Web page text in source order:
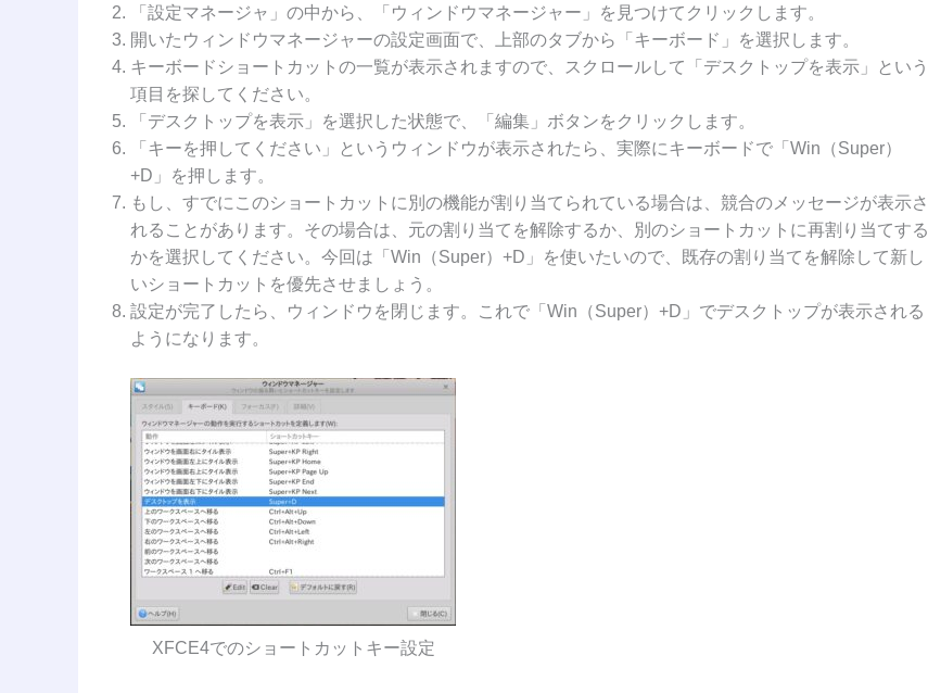
「設定マネージャ」の中から、「ウィンドウマネージャー」を見つけてクリックします。
開いたウィンドウマネージャーの設定画面で、上部のタブから「キーボード」を選択します。
キーボードショートカットの一覧が表示されますので、スクロールして「デスクトップを表示」という
項目を探してください。
「デスクトップを表示」を選択した状態で、「編集」ボタンをクリックします。
「キーを押してください」というウィンドウが表示されたら、実際にキーボードで「Win（Super）
+D」を押します。
もし、すでにこのショートカットに別の機能が割り当てられている場合は、競合のメッセージが表示さ
れることがあります。その場合は、元の割り当てを解除するか、別のショートカットに再割り当てする
かを選択してください。今回は「Win（Super）+D」を使いたいので、既存の割り当てを解除して新し
いショートカットを優先させましょう。
設定が完了したら、ウィンドウを閉じます。これで「Win（Super）+D」でデスクトップが表示される
ようになります。
XFCE4でのショートカットキー設定